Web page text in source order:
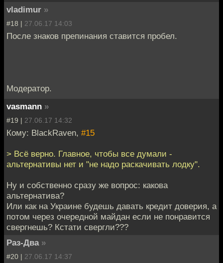
vladimur »
#18 | 27.06.17 14:03
После знаков препинания ставится пробел.
Модератор.
vasmann »
#19 | 27.06.17 14:32
Кому: BlackRaven, #15
> Всё верно. Главное, чтобы все думали -
альтернативы нет и "не надо раскачивать лодку".
Ну и собственно сразу же вопрос: какова
альтернатива?
Или как на Украине будешь давать кредит доверия, а
потом через очередной майдан если не понравится
свергнешь? Кстати свергли???
Раз-Два »
#20 | 27.06.17 14:37